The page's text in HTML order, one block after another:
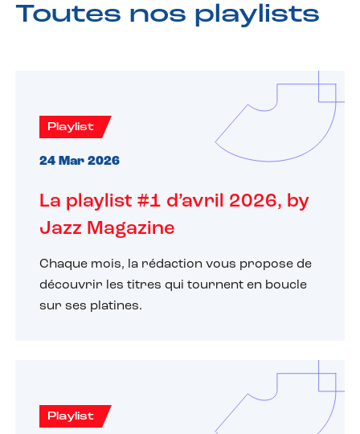
Toutes nos playlists
Playlist
24 Mar 2026
La playlist #1 d’avril 2026, by
Jazz Magazine
Chaque mois, la rédaction vous propose de
découvrir les titres qui tournent en boucle
sur ses platines.
Playlist